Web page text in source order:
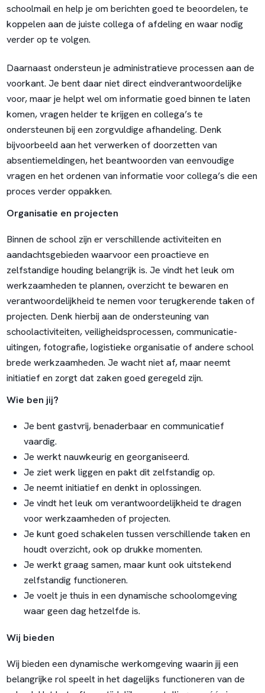
schoolmail en help je om berichten goed te beoordelen, te
koppelen aan de juiste collega of afdeling en waar nodig
verder op te volgen.
Daarnaast ondersteun je administratieve processen aan de
voorkant. Je bent daar niet direct eindverantwoordelijke
voor, maar je helpt wel om informatie goed binnen te laten
komen, vragen helder te krijgen en collega’s te
ondersteunen bij een zorgvuldige afhandeling. Denk
bijvoorbeeld aan het verwerken of doorzetten van
absentiemeldingen, het beantwoorden van eenvoudige
vragen en het ordenen van informatie voor collega’s die een
proces verder oppakken.
Organisatie en projecten
Binnen de school zijn er verschillende activiteiten en
aandachtsgebieden waarvoor een proactieve en
zelfstandige houding belangrijk is. Je vindt het leuk om
werkzaamheden te plannen, overzicht te bewaren en
verantwoordelijkheid te nemen voor terugkerende taken of
projecten. Denk hierbij aan de ondersteuning van
schoolactiviteiten, veiligheidsprocessen, communicatie-
uitingen, fotografie, logistieke organisatie of andere school
brede werkzaamheden. Je wacht niet af, maar neemt
initiatief en zorgt dat zaken goed geregeld zijn.
Wie ben jij?
Je bent gastvrij, benaderbaar en communicatief
vaardig.
Je werkt nauwkeurig en georganiseerd.
Je ziet werk liggen en pakt dit zelfstandig op.
Je neemt initiatief en denkt in oplossingen.
Je vindt het leuk om verantwoordelijkheid te dragen
voor werkzaamheden of projecten.
Je kunt goed schakelen tussen verschillende taken en
houdt overzicht, ook op drukke momenten.
Je werkt graag samen, maar kunt ook uitstekend
zelfstandig functioneren.
Je voelt je thuis in een dynamische schoolomgeving
waar geen dag hetzelfde is.
Wij bieden
Wij bieden een dynamische werkomgeving waarin jij een
belangrijke rol speelt in het dagelijks functioneren van de